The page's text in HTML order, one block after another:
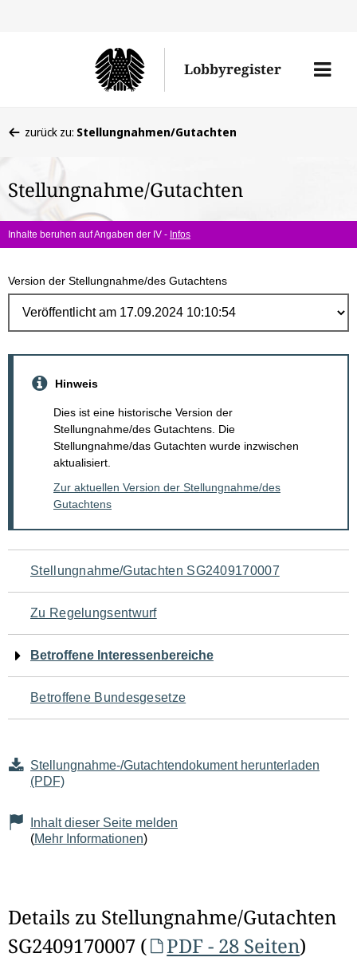
Lobbyregister
Menü
befinden
hier:
zurück zu: Stellungnahmen/Gutachten
Stellungnahme/Gutachten
Inhalte beruhen auf Angaben der IV - Infos
Version der Stellungnahme/des Gutachtens
Hinweis
Dies ist eine historische Version der
Stellungnahme/des Gutachtens. Die
Stellungnahme/das Gutachten wurde inzwischen
aktualisiert.
Zur aktuellen Version der Stellungnahme/des
Gutachtens
Navigation
für
den
Seiteninhalt
Stellungnahme/Gutachten SG2409170007
Zu Regelungsentwurf
Betroffene Interessenbereiche
Betroffene Bundesgesetze
Stellungnahme-/Gutachtendokument herunterladen
(PDF)
Inhalt dieser Seite melden
(Mehr Informationen)
Details zu Stellungnahme/Gutachten
SG2409170007 (
PDF - 28 Seiten)